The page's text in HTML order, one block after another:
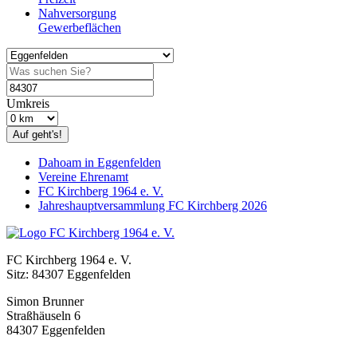
Nahversorgung
Gewerbeflächen
Umkreis
Auf geht's!
Dahoam in Eggenfelden
Vereine Ehrenamt
FC Kirchberg 1964 e. V.
Jahreshauptversammlung FC Kirchberg 2026
FC Kirchberg 1964 e. V.
Sitz: 84307 Eggenfelden
Simon Brunner
Straßhäuseln 6
84307 Eggenfelden